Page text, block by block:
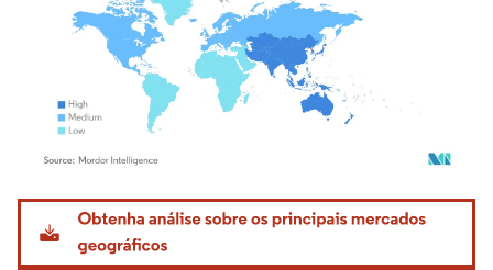
Imagem © Mordor Intelligence. O reuso requer atribuição conforme CC BY 4.0.